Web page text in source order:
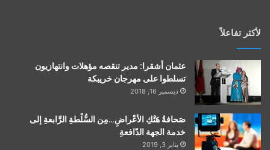
لأكثر تفاعلاً
عثمان أشقرا: مدير تنقصه مؤهلات وانتهازيون
تسلطوا على مهرجان خريبكة
ديسمبر 16, 2018
صَحافةُ هَتْكِ الأعْراضِ…مِن السُّلْطةِ الرِّابعةِ إلى
خدمة الجهة الدّافعةِ
يناير 3, 2019